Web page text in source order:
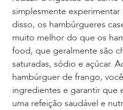
simplesmente
disso, os hambúrgueres
muito melhor do que os
food, que geralmente são
saturadas, sódio e açúcar.
hambúrguer de frango,
ingredientes e garantir que
uma refeição saudável e